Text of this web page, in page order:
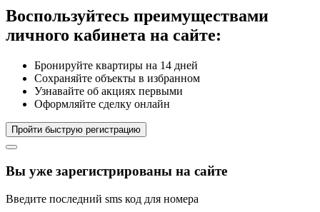
Воспользуйтесь преимуществами
личного кабинета на сайте:
Бронируйте квартиры на 14 дней
Сохраняйте объекты в избранном
Узнавайте об акциях первыми
Оформляйте сделку онлайн
Пройти быструю регистрацию
Вы уже зарегистрированы на сайте
Введите последний sms код для номера